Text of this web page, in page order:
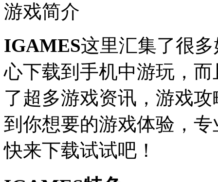
游戏简介
IGAMES这里汇集了很
心下载到手机中游玩，
了超多游戏资讯，游戏
到你想要的游戏体验，
快来下载试试吧！